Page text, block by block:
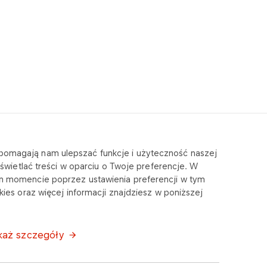
nam ulepszać funkcje i użyteczność naszej
treści w oparciu o Twoje preferencje. W
momencie poprzez ustawienia preferencji w tym
oraz więcej informacji znajdziesz w poniższej
szczegóły